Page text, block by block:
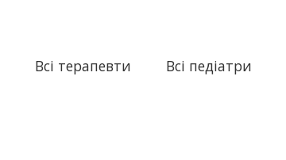
Всі терапевти Всі педіатри